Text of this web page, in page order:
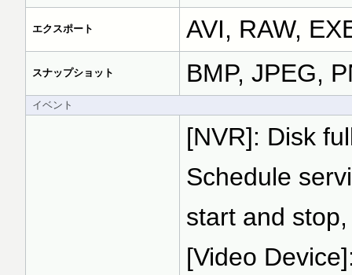
エクスポート AVI, RAW,
スナップショット BMP, JPEG,
イベント
[NVR]: Disk
Schedule
start and
[Video